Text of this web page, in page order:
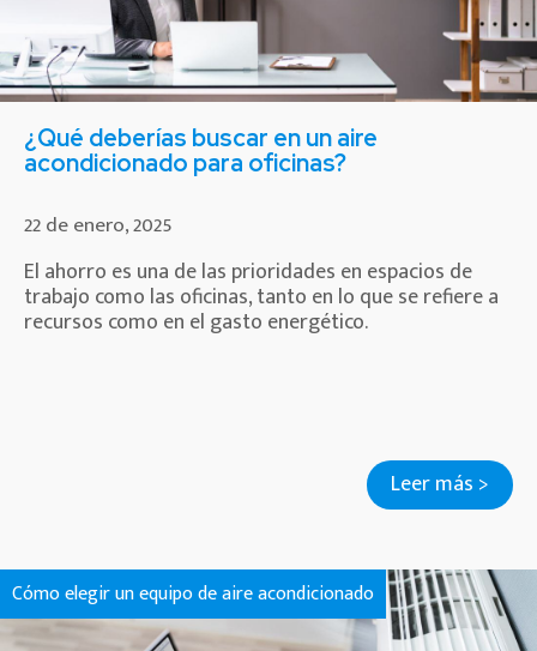
¿Qué deberías buscar en un aire
acondicionado para oficinas?
22 de enero, 2025
El ahorro es una de las prioridades en espacios de
trabajo como las oficinas, tanto en lo que se refiere a
recursos como en el gasto energético.
Leer más >
Cómo elegir un equipo de aire acondicionado